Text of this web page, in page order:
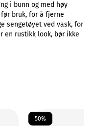
i bunn og med høy
bruk, for å fjerne
sengetøyet ved vask, for
en rustikk look, bør ikke
50%